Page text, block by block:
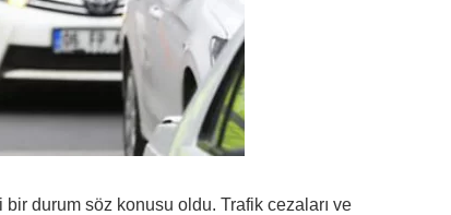
bir durum söz konusu oldu. Trafik cezaları ve